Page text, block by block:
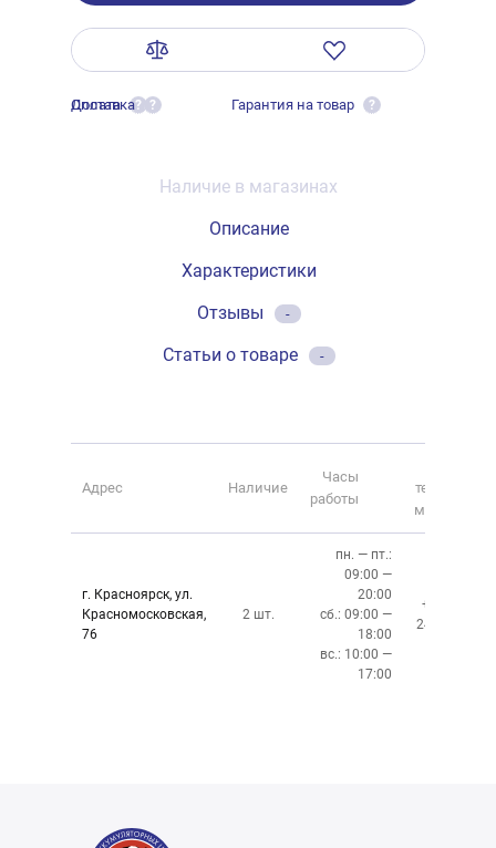
Оплата ?
Доставка ? Гарантия на товар ?
Наличие в магазинах
Описание
Характеристики
Отзывы
-
Статьи о товаре -
Адрес Наличие
Часы
работы
телефона
магазина
г. Красноярск, ул.
Красномосковская,
76
2 шт.
пн. — пт.:
09:00 —
20:00
сб.: 09:00 —
18:00
вс.: 10:00 —
17:00
+7 (391)
243-83-01